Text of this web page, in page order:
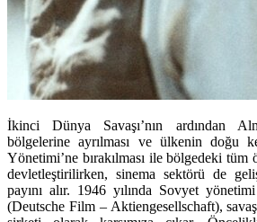
İkinci Dünya Savaşı’nın ardından
bölgelerine ayrılması ve ülkenin doğu
Yönetimi’ne bırakılması ile bölgedeki
devletleştirilirken, sinema sektörü de
payını alır. 1946 yılında Sovyet
(Deutsche Film – Aktiengesellschaft),